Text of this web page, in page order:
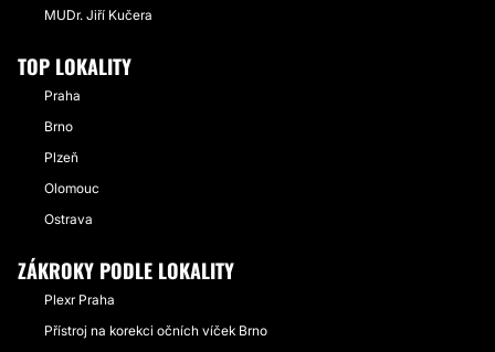
MUDr. Jiří Kučera
TOP LOKALITY
Praha
Brno
Plzeň
Olomouc
Ostrava
ZÁKROKY PODLE LOKALITY
Plexr Praha
Přístroj na korekci očních víček Brno